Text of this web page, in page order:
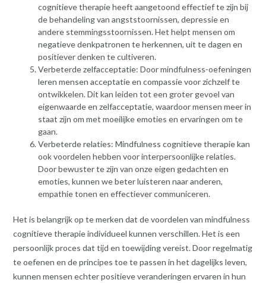
cognitieve therapie heeft aangetoond effectief te zijn bij
de behandeling van angststoornissen, depressie en
andere stemmingsstoornissen. Het helpt mensen om
negatieve denkpatronen te herkennen, uit te dagen en
positiever denken te cultiveren.
Verbeterde zelfacceptatie: Door mindfulness-oefeningen
leren mensen acceptatie en compassie voor zichzelf te
ontwikkelen. Dit kan leiden tot een groter gevoel van
eigenwaarde en zelfacceptatie, waardoor mensen meer in
staat zijn om met moeilijke emoties en ervaringen om te
gaan.
Verbeterde relaties: Mindfulness cognitieve therapie kan
ook voordelen hebben voor interpersoonlijke relaties.
Door bewuster te zijn van onze eigen gedachten en
emoties, kunnen we beter luisteren naar anderen,
empathie tonen en effectiever communiceren.
Het is belangrijk op te merken dat de voordelen van mindfulness
cognitieve therapie individueel kunnen verschillen. Het is een
persoonlijk proces dat tijd en toewijding vereist. Door regelmatig
te oefenen en de principes toe te passen in het dagelijks leven,
kunnen mensen echter positieve veranderingen ervaren in hun